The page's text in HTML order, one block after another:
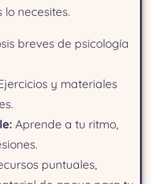
necesites.
breves de psicología
y materiales
Aprende a tu ritmo,
puntuales,